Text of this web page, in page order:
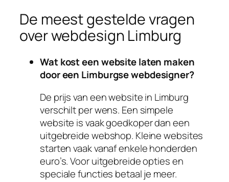
De meest gestelde vragen
over webdesign Limburg
Wat kost een website laten maken
door een Limburgse webdesigner?
De prijs van een website in Limburg
verschilt per wens. Een simpele
website is vaak goedkoper dan een
uitgebreide webshop. Kleine websites
starten vaak vanaf enkele honderden
euro’s. Voor uitgebreide opties en
speciale functies betaal je meer.